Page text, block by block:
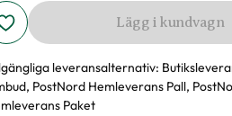
Lägg i kundvagn
leveransalternativ:
PostNord Hemleverans Pall,
Paket